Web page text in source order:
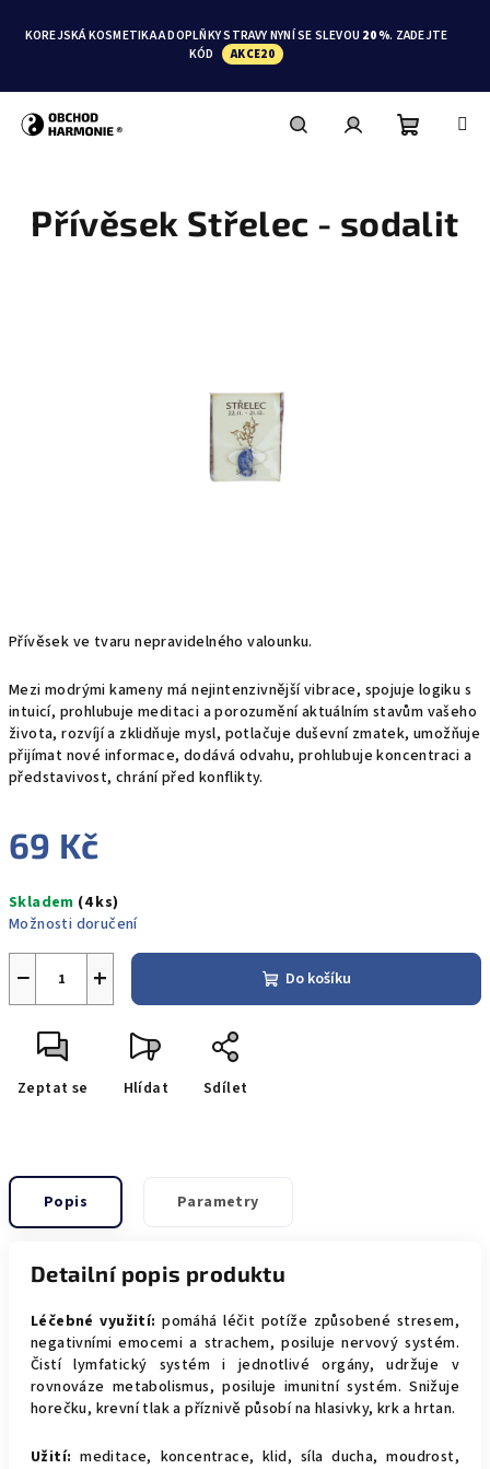
KOREJSKÁ KOSMETIKA A DOPLŇKY STRAVY NYNÍ SE SLEVOU 20 %. ZADEJTE
KÓD
AKCE20
košík
Přívěsek ve tvaru nepravidelného valounku.
Mezi modrými kameny má nejintenzivnější vibrace, spojuje logiku s
intuicí, prohlubuje meditaci a porozumění aktuálním stavům vašeho
života, rozvíjí a zklidňuje mysl, potlačuje duševní zmatek, umožňuje
přijímat nové informace, dodává odvahu, prohlubuje koncentraci a
představivost, chrání před konflikty.
69 Kč
cena:
Skladem (4 ks)
Možnosti doručení
+
− Do košíku
Zeptat se Hlídat Sdílet
Přívěsek Střelec - sodalit
Popis Parametry
Detailní popis produktu
Léčebné využití: pomáhá léčit potíže způsobené stresem,
negativními emocemi a strachem, posiluje nervový systém.
Čistí lymfatický systém i jednotlivé orgány, udržuje v
rovnováze metabolismus, posiluje imunitní systém. Snižuje
horečku, krevní tlak a příznivě působí na hlasivky, krk a hrtan.
Užití: meditace, koncentrace, klid, síla ducha, moudrost,